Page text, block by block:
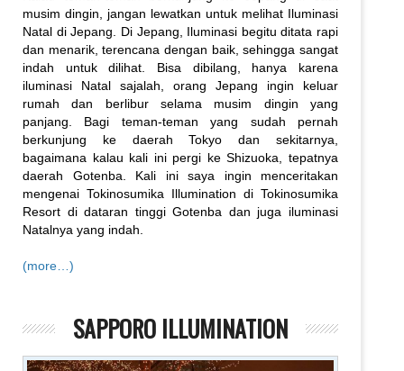
musim dingin, jangan lewatkan untuk melihat Iluminasi
Natal di Jepang. Di Jepang, Iluminasi begitu ditata rapi
dan menarik, terencana dengan baik, sehingga sangat
indah untuk dilihat. Bisa dibilang, hanya karena
iluminasi Natal sajalah, orang Jepang ingin keluar
rumah dan berlibur selama musim dingin yang
panjang. Bagi teman-teman yang sudah pernah
berkunjung ke daerah Tokyo dan sekitarnya,
bagaimana kalau kali ini pergi ke Shizuoka, tepatnya
daerah Gotenba. Kali ini saya ingin menceritakan
mengenai Tokinosumika Illumination di Tokinosumika
Resort di dataran tinggi Gotenba dan juga iluminasi
Natalnya yang indah.
(more…)
SAPPORO ILLUMINATION